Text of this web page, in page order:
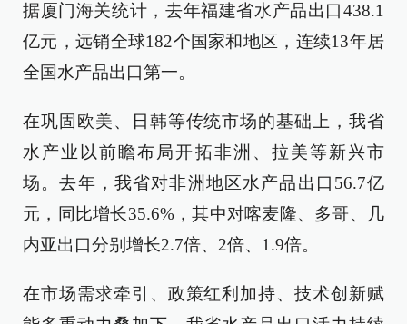
据厦门海关统计，去年福建省水产品出口438.1
亿元，远销全球182个国家和地区，连续13年居
全国水产品出口第一。
在巩固欧美、日韩等传统市场的基础上，我省
水产业以前瞻布局开拓非洲、拉美等新兴市
场。去年，我省对非洲地区水产品出口56.7亿
元，同比增长35.6%，其中对喀麦隆、多哥、几
内亚出口分别增长2.7倍、2倍、1.9倍。
在市场需求牵引、政策红利加持、技术创新赋